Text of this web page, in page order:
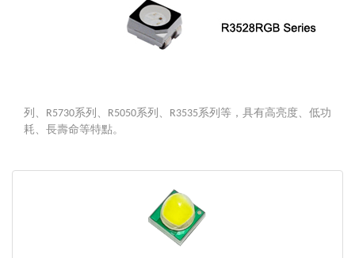
列、R5730系列、R5050系列、R3535系列等，具有高亮度、低功
耗、長壽命等特點。